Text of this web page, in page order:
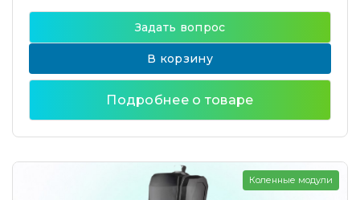
Задать вопрос
В корзину
Подробнее о товаре
Коленные модули